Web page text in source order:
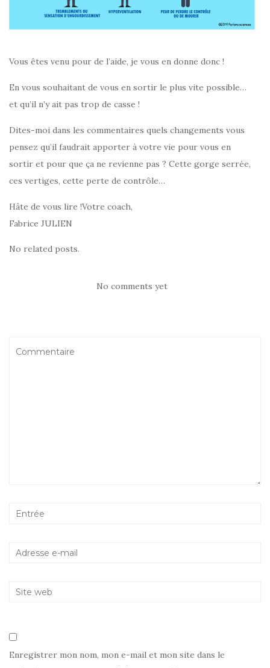
Vous êtes venu pour de l’aide, je vous en donne donc !
En vous souhaitant de vous en sortir le plus vite possible…
et qu’il n’y ait pas trop de casse !
Dites-moi dans les commentaires quels changements vous
pensez qu’il faudrait apporter à votre vie pour vous en
sortir et pour que ça ne revienne pas ? Cette gorge serrée,
ces vertiges, cette perte de contrôle…
Hâte de vous lire !Votre coach,
Fabrice JULIEN
No related posts.
No comments yet
Enregistrer mon nom, mon e-mail et mon site dans le